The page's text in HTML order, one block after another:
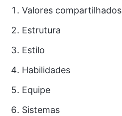
Valores compartilhados
Estrutura
Estilo
Habilidades
Equipe
Sistemas